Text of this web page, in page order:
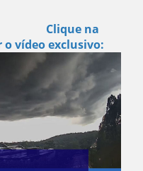
Clique na
vídeo exclusivo: